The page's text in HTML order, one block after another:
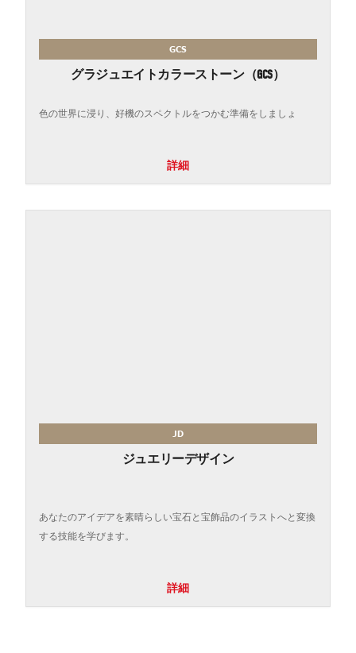
GCS
グラジュエイトカラーストーン（GCS）
色の世界に浸り、好機のスペクトルをつかむ準備をしましょ
詳細
JD
ジュエリーデザイン
あなたのアイデアを素晴らしい宝石と宝飾品のイラストへと変換
する技能を学びます。
詳細